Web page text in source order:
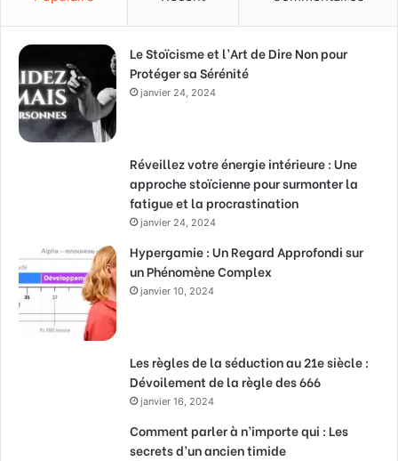
Le Stoïcisme et l’Art de Dire Non pour
Protéger sa Sérénité
janvier 24, 2024
Réveillez votre énergie intérieure : Une
approche stoïcienne pour surmonter la
fatigue et la procrastination
janvier 24, 2024
Hypergamie : Un Regard Approfondi sur
un Phénomène Complex
janvier 10, 2024
Les règles de la séduction au 21e siècle :
Dévoilement de la règle des 666
janvier 16, 2024
Comment parler à n’importe qui : Les
secrets d’un ancien timide